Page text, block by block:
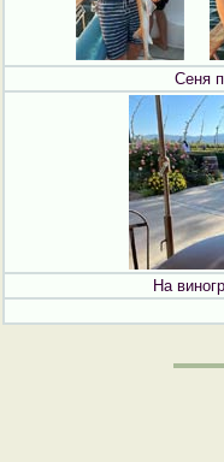
Сеня
На